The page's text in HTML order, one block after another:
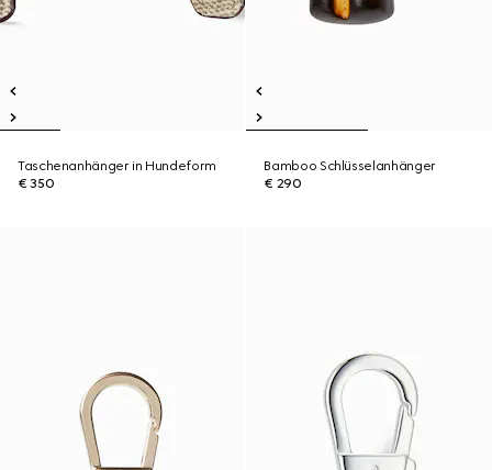
Taschenanhänger in Hundeform
€ 350
Bamboo Schlüsselanhänger
€ 290